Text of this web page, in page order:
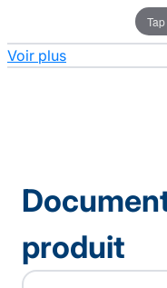
Voir plus
produit